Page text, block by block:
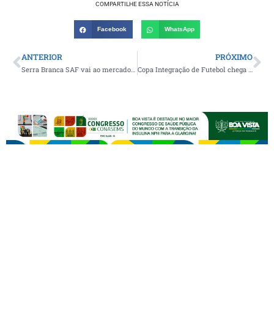
COMPARTILHE ESSA NOTÍCIA
Facebook WhatsApp
ANTERIOR PRÓXIMO